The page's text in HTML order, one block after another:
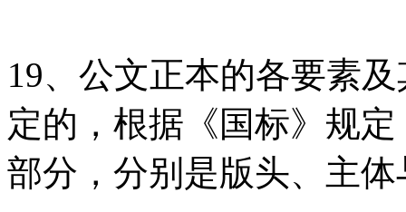
19、公文正本的各要素
定的，根据《国标》规
部分，分别是版头、主体